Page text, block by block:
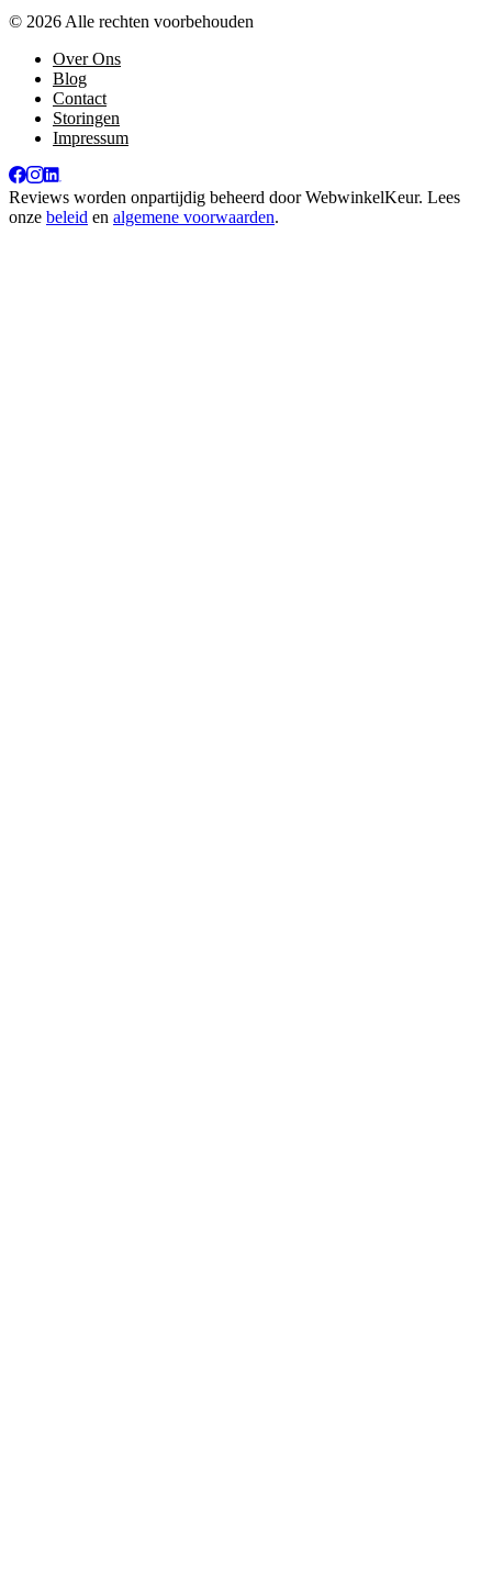
© 2026 Alle rechten voorbehouden
Over Ons
Blog
Contact
Storingen
Impressum
Reviews worden onpartijdig beheerd doorWebwinkelKeur. Lees
onze beleid en algemene voorwaarden.